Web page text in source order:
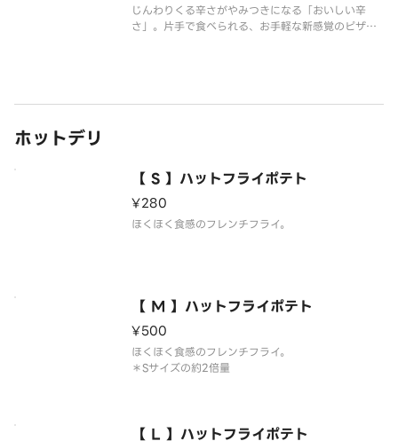
じんわりくる辛さがやみつきになる「おいしい辛
さ」。片手で食べられる、お手軽な新感覚のピザ！
ホットデリ
【 S 】ハットフライポテト
¥280
ほくほく食感のフレンチフライ。
【 M 】ハットフライポテト
¥500
ほくほく食感のフレンチフライ。
＊Sサイズの約2倍量
【 L 】ハットフライポテト